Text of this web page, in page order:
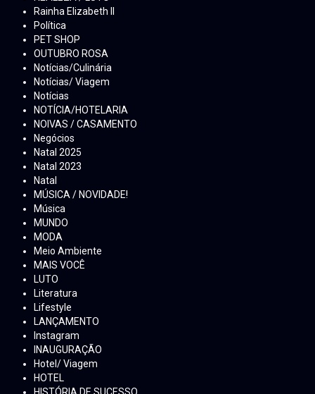
Rainha Elizabeth ll
Política
PET SHOP
OUTUBRO ROSA
Notícias/Culinária
Notícias/ Viagem
Notícias
NOTÍCIA/HOTELARIA
NOIVAS / CASAMENTO
Negócios
Natal 2025
Natal 2023
Natal
MÚSICA / NOVIDADE!
Música
MUNDO
MODA
Meio Ambiente
MAIS VOCÊ
LUTO
Literatura
Lifestyle
LANÇAMENTO
Instagram
INAUGURAÇÃO
Hotel/ Viagem
HOTEL